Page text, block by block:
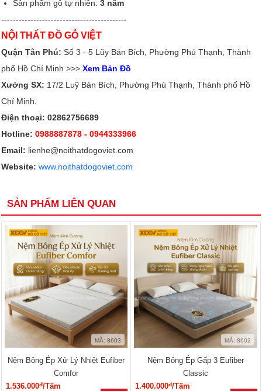
Sản phẩm gỗ tự nhiên:3 năm
-------------------------------------------
NỘI THẤT ĐỒ GỖ VIỆT
Quận Tân Phú: Số 3 - 5 Lũy Bán Bích, Phường Phú Thạnh, Thành
phố Hồ Chí Minh >>> Xem Bản Đồ
Xưởng SX: 17/2 Luỹ Bán Bích, Phường Phú Thạnh, Thành phố Hồ
Chí Minh.
Điện thoại: 02862756689
Hotline:0988887878 - 0944333966
Email: lienhe@noithatdogoviet.com
Website: www.noithatdogoviet.com
SẢN PHẨM LIÊN QUAN
MÃ: 8603
Nệm Bông Ép Xử Lý Nhiệt Eufiber
Comfor
1.536.000đ/Tấm
MÃ: 8602
Nệm Bông Ép Gấp 3 Eufiber
Classic
1.400.000đ/Tấm